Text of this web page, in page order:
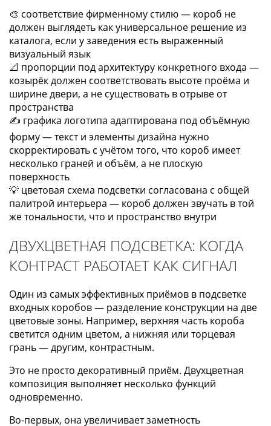
🎨 соответствие фирменному стилю — короб не
должен выглядеть как универсальное решение из
каталога, если у заведения есть выраженный
визуальный язык
📐 пропорции под архитектуру конкретного входа —
козырёк должен соответствовать высоте проёма и
ширине двери, а не существовать в отрыве от
пространства
✍️ графика логотипа адаптирована под объёмную
форму — текст и элементы дизайна нужно
скорректировать с учётом того, что короб имеет
несколько граней и объём, а не плоскую
поверхность
💡 цветовая схема подсветки согласована с общей
палитрой интерьера — короб должен звучать в той
же тональности, что и пространство внутри
ДВУХЦВЕТНАЯ ПОДСВЕТКА: КОГДА
КОНТРАСТ РАБОТАЕТ КАК СИГНАЛ
Один из самых эффективных приёмов в подсветке
входных коробов — разделение конструкции на две
цветовые зоны. Например, верхняя часть короба
светится одним цветом, а нижняя или торцевая
грань — другим, контрастным.
Это не просто декоративный приём. Двухцветная
композиция выполняет несколько функций
одновременно.
Во-первых, она увеличивает заметность